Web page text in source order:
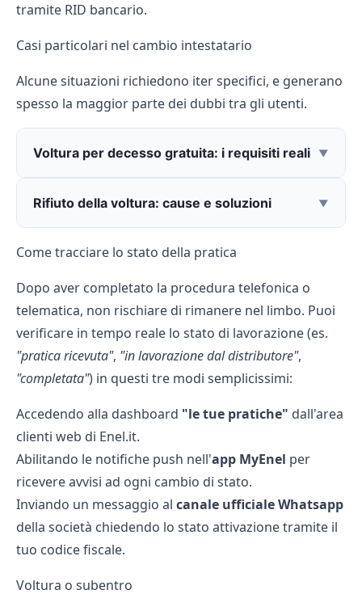
tramite RID bancario.
Casi particolari nel cambio intestatario
Alcune situazioni richiedono iter specifici, e generano
spesso la maggior parte dei dubbi tra gli utenti.
Voltura per decesso gratuita: i requisiti reali
Rifiuto della voltura: cause e soluzioni
Come tracciare lo stato della pratica
Dopo aver completato la procedura telefonica o
telematica, non rischiare di rimanere nel limbo. Puoi
verificare in tempo reale lo stato di lavorazione (es.
"pratica ricevuta", "in lavorazione dal distributore",
"completata") in questi tre modi semplicissimi:
Accedendo alla dashboard "le tue pratiche" dall'area
clienti web di Enel.it.
Abilitando le notifiche push nell'app MyEnel per
ricevere avvisi ad ogni cambio di stato.
Inviando un messaggio al canale ufficiale Whatsapp
della società chiedendo lo stato attivazione tramite il
tuo codice fiscale.
Voltura o subentro